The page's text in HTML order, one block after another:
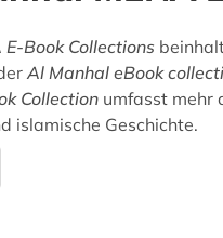
Book Collections
Al Manhal eBook
Collection umfasst mehr
islamische Geschichte.